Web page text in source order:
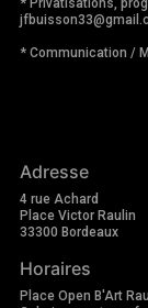
* Privatisations,
* Communication /
Adresse
4 rue Achard
Place Victor Raulin
33300 Bordeaux
Horaires
Place Open B'Art